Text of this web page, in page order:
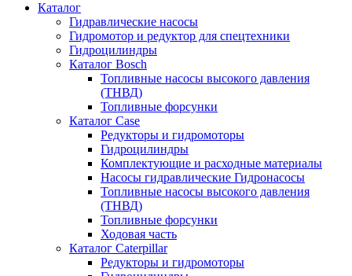
Каталог
Гидравлические насосы
Гидромотор и редуктор для спецтехники
Гидроцилиндры
Каталог Bosch
Топливные насосы высокого давления
(ТНВД)
Топливные форсунки
Каталог Case
Редукторы и гидромоторы
Гидроцилиндры
Комплектующие и расходные материалы
Насосы гидравлические Гидронасосы
Топливные насосы высокого давления
(ТНВД)
Топливные форсунки
Ходовая часть
Каталог Caterpillar
Редукторы и гидромоторы